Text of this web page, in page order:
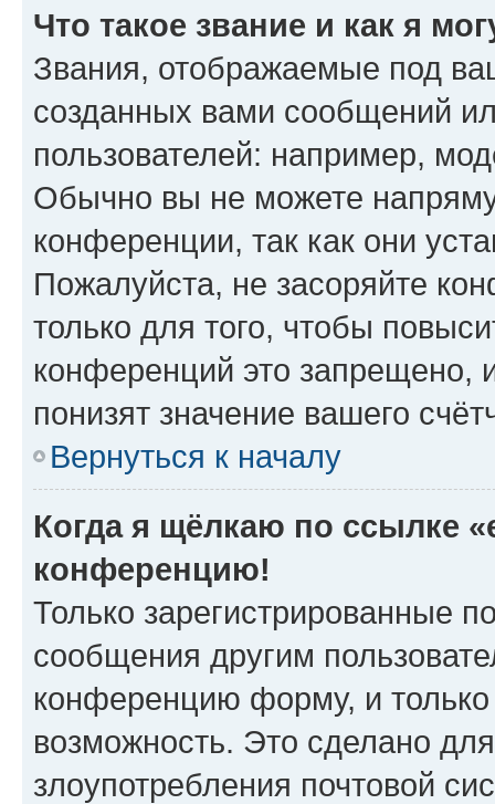
Что такое звание и как я
Звания, отображаемые под
созданных вами сообщений
пользователей: например,
Обычно вы не можете
конференции, так как они
Пожалуйста, не засоряйте
только для того, чтобы
конференций это запрещено,
понизят значение вашего
Вернуться к началу
Когда я щёлкаю по ссылке
конференцию!
Только зарегистрированные
сообщения другим
конференцию форму, и
возможность. Это сделано
злоупотребления почтовой